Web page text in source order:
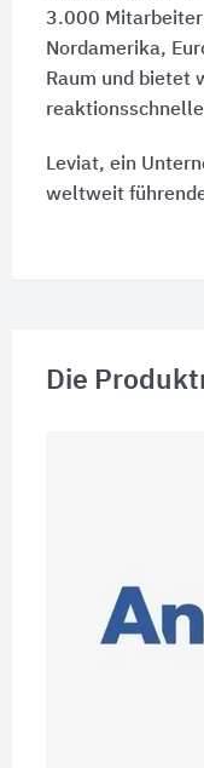
3.000
Nordamerika,
Raum und bietet
Leviat, ein
weltweit
Die